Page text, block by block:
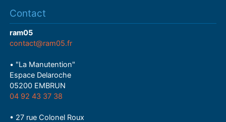
Contact
ram05
contact@ram05.fr
• "La Manutention"
Espace Delaroche
05200 EMBRUN
04 92 43 37 38
• 27 rue Colonel Roux